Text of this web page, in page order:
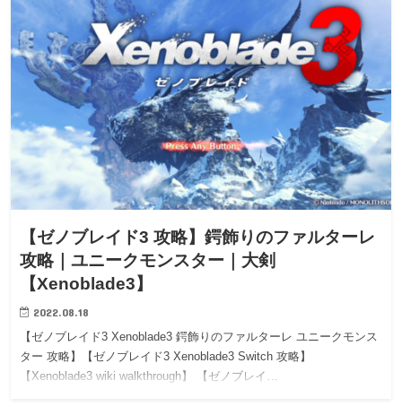
【ゼノブレイド3 攻略】鍔飾りのファルターレ
攻略｜ユニークモンスター｜大剣
【Xenoblade3】
2022.08.18
【ゼノブレイド3 Xenoblade3 鍔飾りのファルターレ ユニークモンス
ター 攻略】【ゼノブレイド3 Xenoblade3 Switch 攻略】
【Xenoblade3 wiki walkthrough】 【ゼノブレイ…